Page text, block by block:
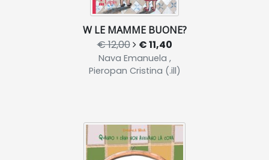
W LE MAMME BUONE?
€ 12,00 € 11,40
Nava Emanuela ,
Pieropan Cristina (.ill)